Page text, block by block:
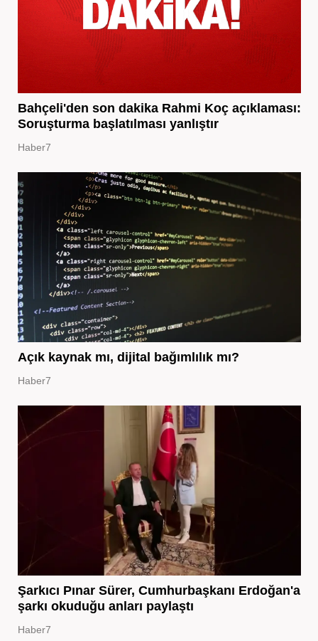
Bahçeli'den son dakika Rahmi Koç açıklaması:
Soruşturma başlatılması yanlıştır
Haber7
Açık kaynak mı, dijital bağımlılık mı?
Haber7
Şarkıcı Pınar Sürer, Cumhurbaşkanı Erdoğan'a
şarkı okuduğu anları paylaştı
Haber7